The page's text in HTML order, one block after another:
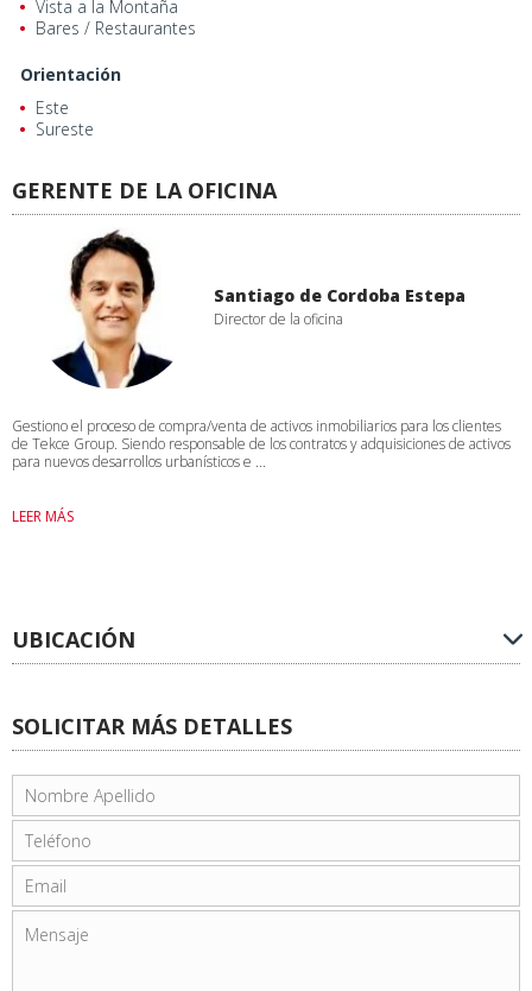
Vista a la Montaña
Bares / Restaurantes
Orientación
Este
Sureste
GERENTE DE LA OFICINA
Santiago de Cordoba Estepa
Director de la oficina
Gestiono el proceso de compra/venta de activos inmobiliarios para los clientes
de Tekce Group. Siendo responsable de los contratos y adquisiciones de activos
para nuevos desarrollos urbanísticos e ...
LEER MÁS
UBICACIÓN
SOLICITAR MÁS DETALLES